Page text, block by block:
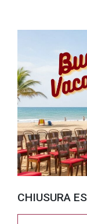
CHIUSURA